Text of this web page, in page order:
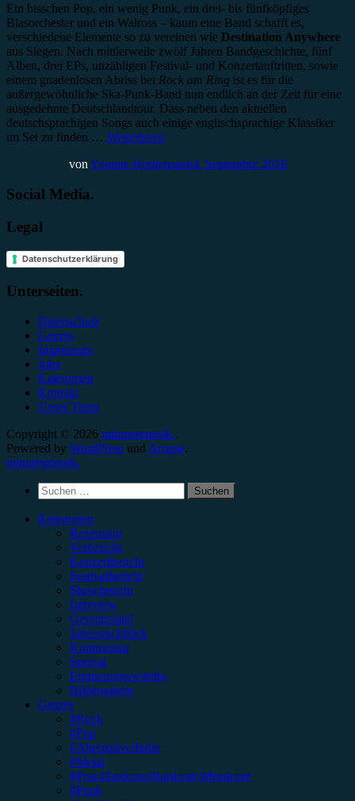
Ein bisschen Pop, ein wenig Punk, ein drei- bis fünfköpfiges
Blasorchester und ein Walross – kaum eine Band schafft es,
verschiedene Elemente so zu vereinen wie Destination Anywhere
aus Siegen. Nach mittlerweile zwölf Jahren Bandgeschichte, fünf
Alben, drei EPs, unzähligen Festival- und Konzertauftritten, sowie
einem gnadenlosen Abriss bei Rock am Ring ist es für die
außergewöhnliche Ska-Punk-Band nun endlich an der Zeit für eine
ausgedehnte Deutschlandtour. Dass neben den aktuellen
deutschsprachigen Songs auch einige englischsprachige Klassiker
im Set zu finden … Weiterlesen
von Yvonne Hopfensack4. September 2018
Social Media.
Legal
Datenschutzerklärung
Unterseiten.
Datenschutz
Genres
Impressum
Jobs
Kategorien
Kontakt
Unser Team
Copyright © 2026 minutenmusik..
Powered by WordPress und Arouse.
minutenmusik.
Suchen
nach:
Kategorien
Rezension
Vorbericht
Konzertbericht
Festivalbericht
Showbericht
Interview
Gewinnspiel
Jahresrückblick
Kommentar
Special
Erinnerungswürdig
Bildergalerie
Genres
#Rock
#Pop
#Alternative/Indie
#Metal
#Post-Hardcore/Hardcore/Metalcore
#Punk